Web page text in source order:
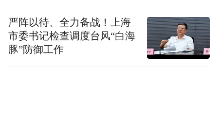
严阵以待、全力备战！上海
市委书记检查调度台风“白海
豚”防御工作